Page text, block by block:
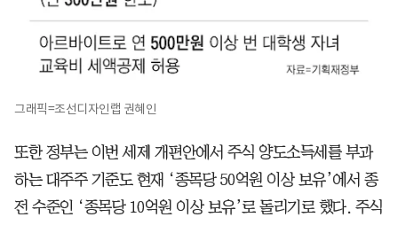
그래픽=조선디자인랩 권혜인
또한 정부는 이번 세제 개편안에서 주식 양도소득세를 부과
하는 대주주 기준도 현재 ‘종목당 50억원 이상 보유’에서 종
전 수준인 ‘종목당 10억원 이상 보유’로 돌리기로 했다. 주식